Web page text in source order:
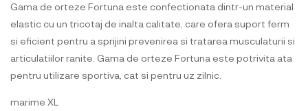
Gama de orteze Fortuna este confectionata dintr-un material
elastic cu un tricotaj de inalta calitate, care ofera suport ferm
si eficient pentru a sprijini prevenirea si tratarea musculaturii si
articulatiilor ranite. Gama de orteze Fortuna este potrivita ata
pentru utilizare sportiva, cat si pentru uz zilnic.
marime XL